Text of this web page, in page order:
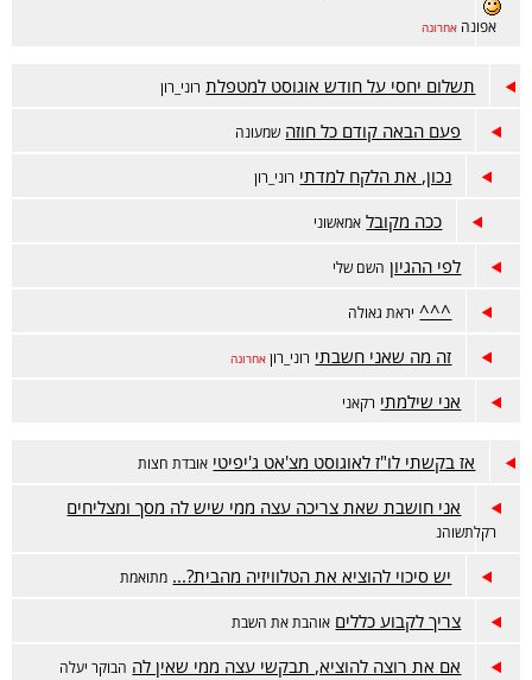
אפונה אחרונה
תשלום יחסי על חודש אוגוסט למטפלת רוני_רון
פעם הבאה קודם כל חוזה שמעונה
נכון, את הלקח למדתי רוני_רון
ככה מקובל אמאשוני
לפי ההגיון השם שלי
^^^ יראת גאולה
זה מה שאני חשבתי רוני_רון אחרונה
אני שילמתי רקאני
אז בקשתי לו"ז לאוגוסט מצ'אט ג'יפיטי אובדת חצות
אני חושבת שאת צריכה עצה ממי שיש לה מסך ומצליחים
רקלתשוהנ
יש סיכוי להוציא את הטלוויזיה מהבית?... מתואמת
צריך לקבוע כללים אוהבת את השבת
אם את רוצה להוציא, תבקשי עצה ממי שאין לה הבוקר יעלה